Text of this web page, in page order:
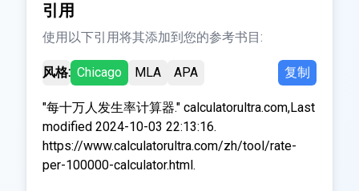
引用
使用以下引用将其添加到您的参考书目:
风格: Chicago MLA APA 复制
"每十万人发生率计算器." calculatorultra.com,Last
modified 2024-10-03 22:13:16.
https://www.calculatorultra.com/zh/tool/rate-
per-100000-calculator.html.